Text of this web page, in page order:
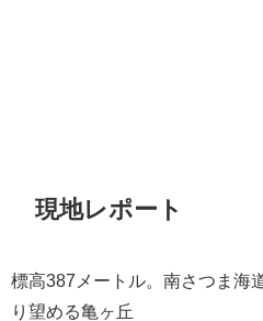
現地レポート
標高387メートル。南さつま海
り望める亀ヶ丘